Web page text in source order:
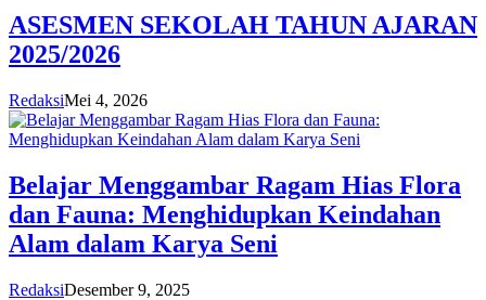
ASESMEN SEKOLAH TAHUN AJARAN
2025/2026
RedaksiMei 4, 2026
Belajar Menggambar Ragam Hias Flora
dan Fauna: Menghidupkan Keindahan
Alam dalam Karya Seni
RedaksiDesember 9, 2025